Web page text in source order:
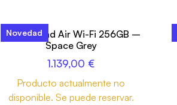
Novedad
13-inch iPad Air Wi-Fi 256GB –
Space Grey
1.139,00 €
Producto actualmente no
disponible. Se puede reservar.